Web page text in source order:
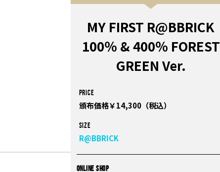
MY FIRST R@BBRICK
100％ & 400％ FOREST
GREEN Ver.
PRICE
頒布価格￥14,300（税込）
Size
R@BBRICK
ONLINE SHOP